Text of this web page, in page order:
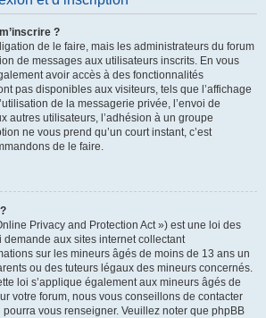
?
de le faire, mais les administrateurs du forum
de messages aux utilisateurs inscrits. En vous
avoir accès à des fonctionnalités
pas disponibles aux visiteurs, tels que l’affichage
de la messagerie privée, l’envoi de
autres utilisateurs, l’adhésion à un groupe
ne vous prend qu’un court instant, c’est
de le faire.
Privacy and Protection Act ») est une loi des
demande aux sites internet collectant
sur les mineurs âgés de moins de 13 ans un
ou des tuteurs légaux des mineurs concernés.
loi s’applique également aux mineurs âgés de
votre forum, nous vous conseillons de contacter
vous renseigner. Veuillez noter que phpBB